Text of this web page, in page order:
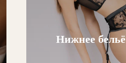
Нижнее бельё